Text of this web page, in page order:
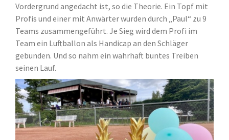
Vordergrund angedacht ist, so die Theorie. Ein Topf mit
Profis und einer mit Anwärter wurden durch „Paul“ zu 9
Teams zusammengeführt. Je Sieg wird dem Profi im
Team ein Luftballon als Handicap an den Schläger
gebunden. Und so nahm ein wahrhaft buntes Treiben
seinen Lauf.